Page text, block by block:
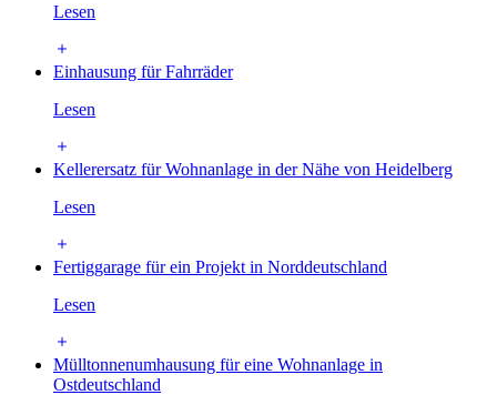
Lesen
Einhausung für Fahrräder
Lesen
Kellerersatz für Wohnanlage in der Nähe von Heidelberg
Lesen
Fertiggarage für ein Projekt in Norddeutschland
Lesen
Mülltonnenumhausung für eine Wohnanlage in
Ostdeutschland